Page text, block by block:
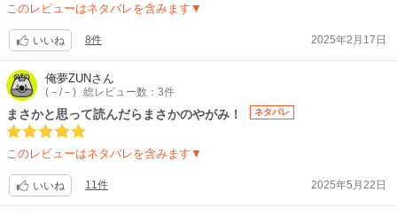
このレビューはネタバレを含みます▼
いいね 8件 2025年2月17日
俺夢ZUNさん
(－/－) 総レビュー数：3件
まさかと思って読んだらまさかのやがみ！ ネタバレ
このレビューはネタバレを含みます▼
いいね 11件 2025年5月22日